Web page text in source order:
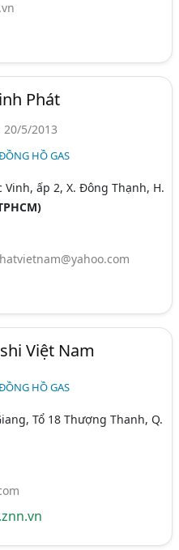
Phát
5/2013
HỒ GAS
ấp 2, X. Đông Thạnh, H.
Việt Nam
HỒ GAS
Tổ 18 Thượng Thanh, Q.